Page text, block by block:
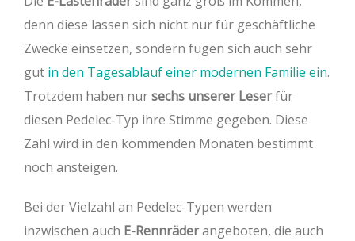
denn diese lassen sich nicht nur für geschäftliche
Zwecke einsetzen, sondern fügen sich auch sehr
gut in den Tagesablauf einer modernen Familie ein.
Trotzdem haben nursechs unserer Leserfür
diesen Pedelec-Typ ihre Stimme gegeben. Diese
Zahl wird in den kommenden Monaten bestimmt
noch ansteigen.
Bei der Vielzahl an Pedelec-Typen werden
inzwischen auch E-Rennräderangeboten, die auch